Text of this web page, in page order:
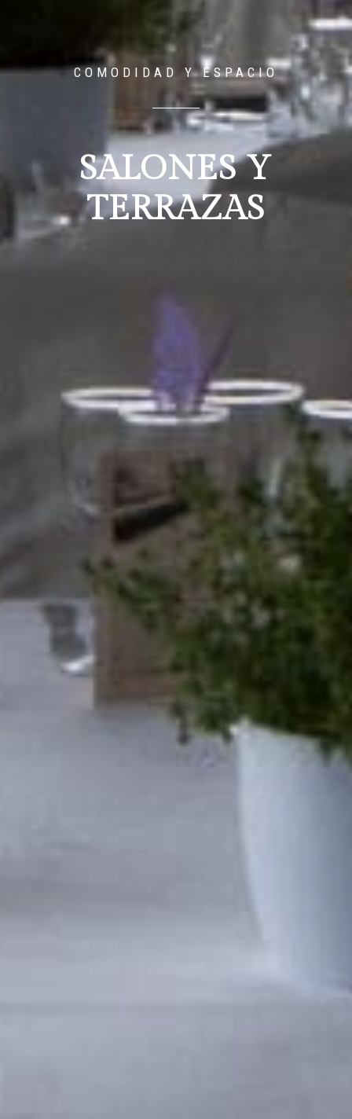
COMODIDAD Y ESPACIO
SALONES Y
TERRAZAS